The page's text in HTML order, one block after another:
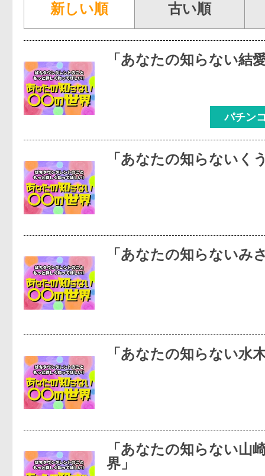
新しい順 古い順
「あなたの知らない結
パチン
「あなたの知らないく
「あなたの知らないみ
「あなたの知らない水
「あなたの知らない山
界」